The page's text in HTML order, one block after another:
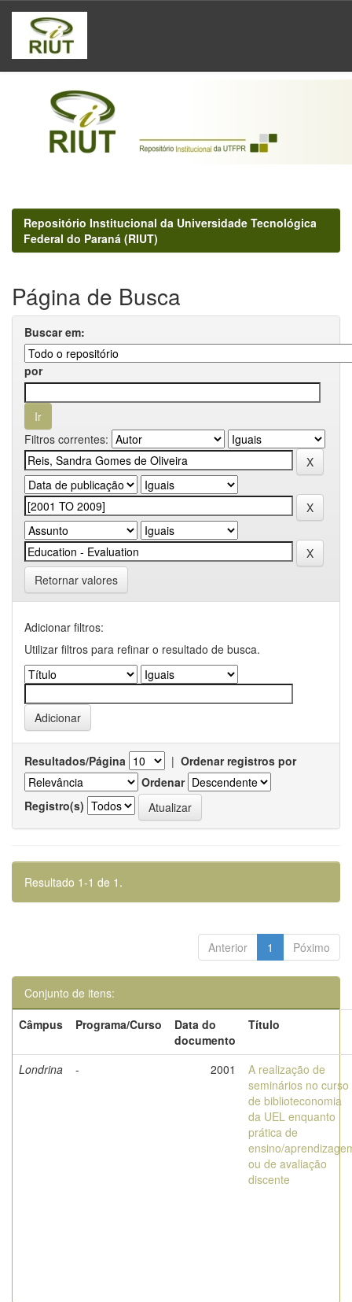
Skip
navigation
Repositório Institucional da Universidade Tecnológica
Federal do Paraná (RIUT)
Página de Busca
Buscar em:
por
Filtros correntes:
Retornar valores
Adicionar filtros:
Utilizar filtros para refinar o resultado de busca.
Resultados/Página | Ordenar registros por
Ordenar
Registro(s)
Resultado 1-1 de 1.
Anterior 1 Póximo
Conjunto de itens:
Câmpus
Programa/Curso
Data do
documento
Título
Londrina - 2001
A realização de
seminários no curso
de biblioteconomia
da UEL enquanto
prática de
ensino/
ou de avaliação
discente